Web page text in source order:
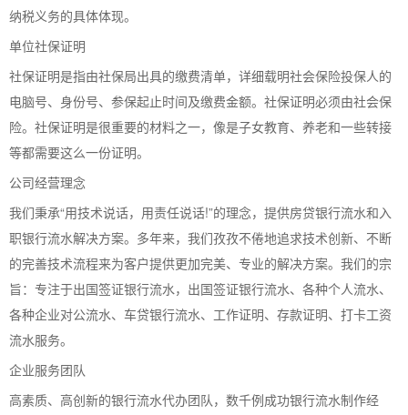
纳税义务的具体体现。
单位社保证明
社保证明是指由社保局出具的缴费清单，详细载明社会保险投保人的
电脑号、身份号、参保起止时间及缴费金额。社保证明必须由社会保
险。社保证明是很重要的材料之一，像是子女教育、养老和一些转接
等都需要这么一份证明。
公司经营理念
我们秉承“用技术说话，用责任说话!”的理念，提供房贷银行流水和入
职银行流水解决方案。多年来，我们孜孜不倦地追求技术创新、不断
的完善技术流程来为客户提供更加完美、专业的解决方案。我们的宗
旨：专注于出国签证银行流水，出国签证银行流水、各种个人流水、
各种企业对公流水、车贷银行流水、工作证明、存款证明、打卡工资
流水服务。
企业服务团队
高素质、高创新的银行流水代办团队，数千例成功银行流水制作经